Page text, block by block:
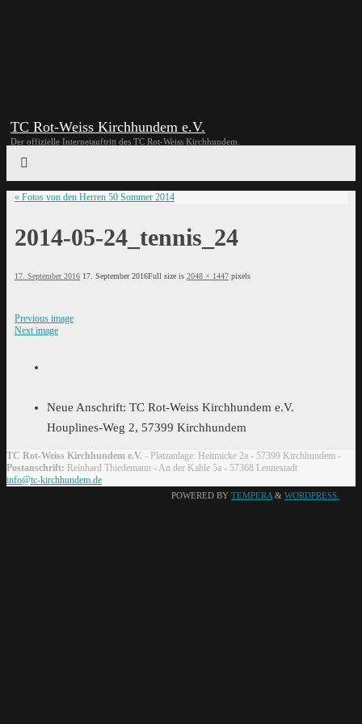
TC Rot-Weiss Kirchhundem e.V.
Der offizielle Internetauftritt des TC Rot-Weiss Kirchhundem.
« Fotos von den Herren 50 Sommer 2014
2014-05-24_tennis_24
17. September 2016 17. September 2016Full size is 2048 × 1447 pixels
Previous image
Next image
Neue Anschrift: TC Rot-Weiss Kirchhundem e.V.
Houplines-Weg 2, 57399 Kirchhundem
TC Rot-Weiss Kirchhundem e.V. - Platzanlage: Heitmicke 2a - 57399 Kirchhundem -
Postanschrift: Reinhard Thiedemann - An der Kahle 5a - 57368 Lennestadt
info@tc-kirchhundem.de
POWERED BY TEMPERA & WORDPRESS.